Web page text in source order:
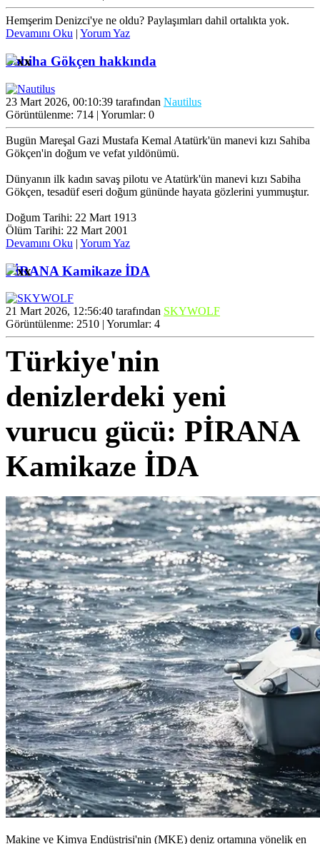
Hemşerim Denizci'ye ne oldu? Paylaşımları dahil ortalıkta yok.
Devamını Oku | Yorum Yaz
Sabiha Gökçen hakkında
23 Mart 2026, 00:10:39 tarafından Nautilus
Görüntülenme: 714 | Yorumlar: 0
Bugün Mareşal Gazi Mustafa Kemal Atatürk'ün manevi kızı Sahiba
Gökçen'in doğum ve vefat yıldönümü.
Dünyanın ilk kadın savaş pilotu ve Atatürk'ün manevi kızı Sabiha
Gökçen, tesadüf eseri doğum gününde hayata gözlerini yummuştur.
Doğum Tarihi: 22 Mart 1913
Ölüm Tarihi: 22 Mart 2001
Devamını Oku | Yorum Yaz
PİRANA Kamikaze İDA
21 Mart 2026, 12:56:40 tarafından SKYWOLF
Görüntülenme: 2510 | Yorumlar: 4
Türkiye'nin
denizlerdeki yeni
vurucu gücü: PİRANA
Kamikaze İDA
Makine ve Kimya Endüstrisi'nin (MKE) deniz ortamına yönelik en